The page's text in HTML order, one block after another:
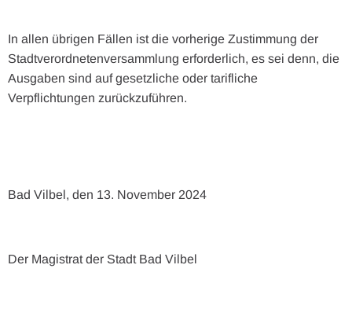
In allen übrigen Fällen ist die vorherige Zustimmung der
Stadtverordnetenversammlung erforderlich, es sei denn, die
Ausgaben sind auf gesetzliche oder tarifliche
Verpflichtungen zurückzuführen.
Bad Vilbel, den 13. November 2024
Der Magistrat der Stadt Bad Vilbel